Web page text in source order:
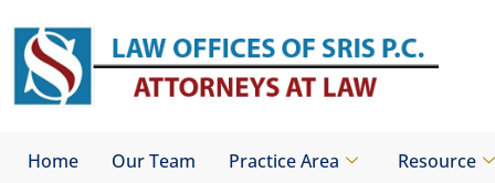
content
Home Our Team Practice Area Resource